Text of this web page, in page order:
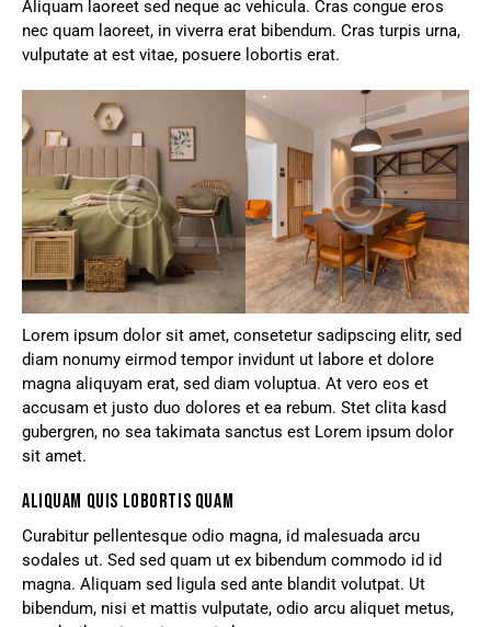
Aliquam laoreet sed neque ac vehicula. Cras congue eros
nec quam laoreet, in viverra erat bibendum. Cras turpis urna,
vulputate at est vitae, posuere lobortis erat.
Lorem ipsum dolor sit amet, consetetur sadipscing elitr, sed
diam nonumy eirmod tempor invidunt ut labore et dolore
magna aliquyam erat, sed diam voluptua. At vero eos et
accusam et justo duo dolores et ea rebum. Stet clita kasd
gubergren, no sea takimata sanctus est Lorem ipsum dolor
sit amet.
ALIQUAM QUIS LOBORTIS QUAM
Curabitur pellentesque odio magna, id malesuada arcu
sodales ut. Sed sed quam ut ex bibendum commodo id id
magna. Aliquam sed ligula sed ante blandit volutpat. Ut
bibendum, nisi et mattis vulputate, odio arcu aliquet metus,